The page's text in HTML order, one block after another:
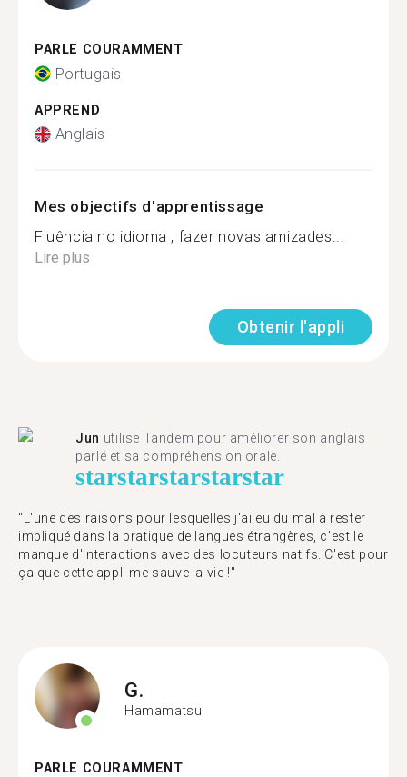
PARLE COURAMMENT
Portugais
APPREND
Anglais
Mes objectifs d'apprentissage
Fluência no idioma , fazer novas amizades...
Lire plus
Obtenir l'appli
Jun utilise Tandem pour améliorer son anglais
parlé et sa compréhension orale.
starstarstarstarstar
"L'une des raisons pour lesquelles j'ai eu du mal à rester
impliqué dans la pratique de langues étrangères, c'est le
manque d'interactions avec des locuteurs natifs. C'est pour
ça que cette appli me sauve la vie !"
G.
Hamamatsu
PARLE COURAMMENT